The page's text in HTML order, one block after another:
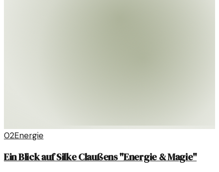
02Energie
Ein Blick auf Silke Claußens "Energie & Magie"